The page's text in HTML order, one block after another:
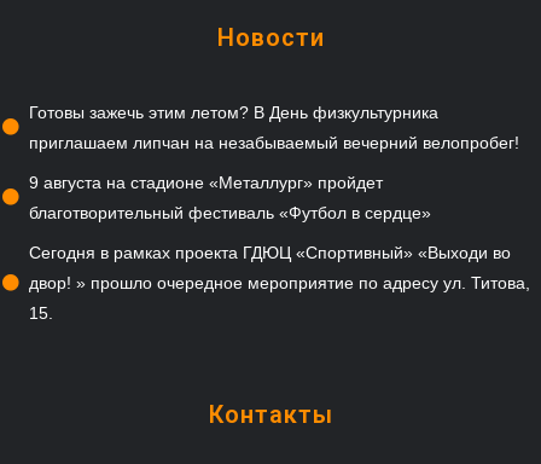
Новости
Готовы зажечь этим летом? В День физкультурника
приглашаем липчан на незабываемый вечерний велопробег!
9 августа на стадионе «Металлург» пройдет
благотворительный фестиваль «Футбол в сердце»
Сегодня в рамках проекта ГДЮЦ «Спортивный» «Выходи во
двор! » прошло очередное мероприятие по адресу ул. Титова,
15.
Контакты